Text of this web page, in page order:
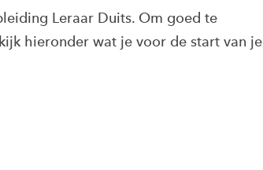
Leraar Duits. Om goed te
hieronder wat je voor de start van je